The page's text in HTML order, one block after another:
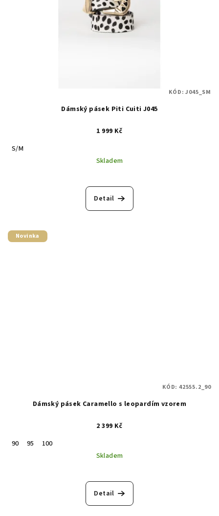
Dámský pásek Piti Cuiti J045
1 999 Kč
S/M
Skladem
Detail
KÓD:J045_SM
Novinka
Dámský pásek Caramello s leopardím vzorem
2 399 Kč
90
95
100
Skladem
Detail
KÓD: 42555.2_90